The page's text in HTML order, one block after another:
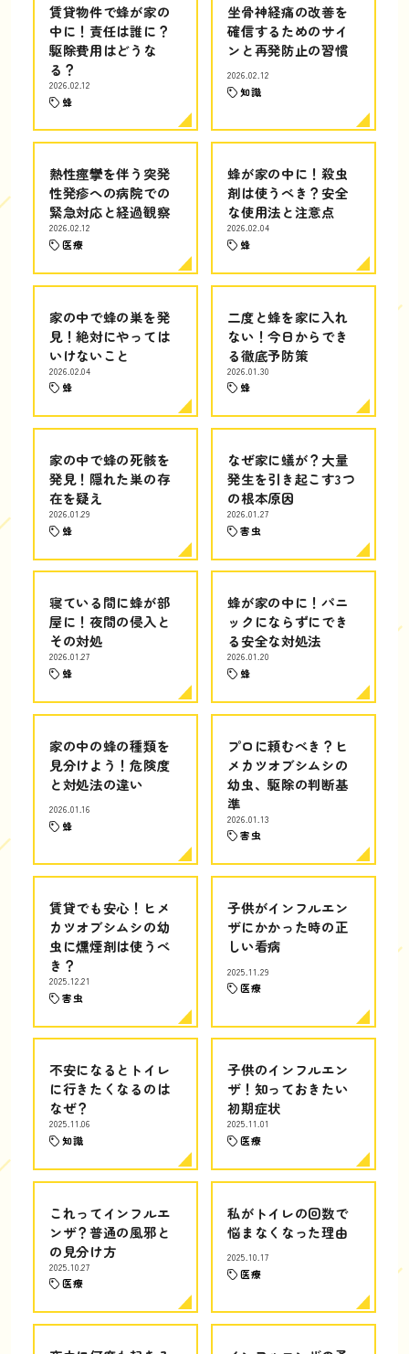
賃貸物件で蜂が家の
中に！責任は誰に？
駆除費用はどうな
る？
2026.02.12
蜂
坐骨神経痛の改善を
確信するためのサイ
ンと再発防止の習慣
2026.02.12
知識
熱性痙攣を伴う突発
性発疹への病院での
緊急対応と経過観察
2026.02.12
医療
蜂が家の中に！殺虫
剤は使うべき？安全
な使用法と注意点
2026.02.04
蜂
家の中で蜂の巣を発
見！絶対にやっては
いけないこと
2026.02.04
蜂
二度と蜂を家に入れ
ない！今日からでき
る徹底予防策
2026.01.30
蜂
家の中で蜂の死骸を
発見！隠れた巣の存
在を疑え
2026.01.29
蜂
なぜ家に蟻が？大量
発生を引き起こす3つ
の根本原因
2026.01.27
害虫
寝ている間に蜂が部
屋に！夜間の侵入と
その対処
2026.01.27
蜂
蜂が家の中に！パニ
ックにならずにでき
る安全な対処法
2026.01.20
蜂
家の中の蜂の種類を
見分けよう！危険度
と対処法の違い
2026.01.16
蜂
プロに頼むべき？ヒ
メカツオブシムシの
幼虫、駆除の判断基
準
2026.01.13
害虫
賃貸でも安心！ヒメ
カツオブシムシの幼
虫に燻煙剤は使うべ
き？
2025.12.21
害虫
子供がインフルエン
ザにかかった時の正
しい看病
2025.11.29
医療
不安になるとトイレ
に行きたくなるのは
なぜ？
2025.11.06
知識
子供のインフルエン
ザ！知っておきたい
初期症状
2025.11.01
医療
これってインフルエ
ンザ？普通の風邪と
の見分け方
2025.10.27
医療
私がトイレの回数で
悩まなくなった理由
2025.10.17
医療